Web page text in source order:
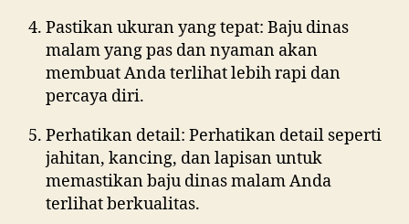
Pastikan ukuran yang tepat: Baju dinas
malam yang pas dan nyaman akan
membuat Anda terlihat lebih rapi dan
percaya diri.
Perhatikan detail: Perhatikan detail seperti
jahitan, kancing, dan lapisan untuk
memastikan baju dinas malam Anda
terlihat berkualitas.